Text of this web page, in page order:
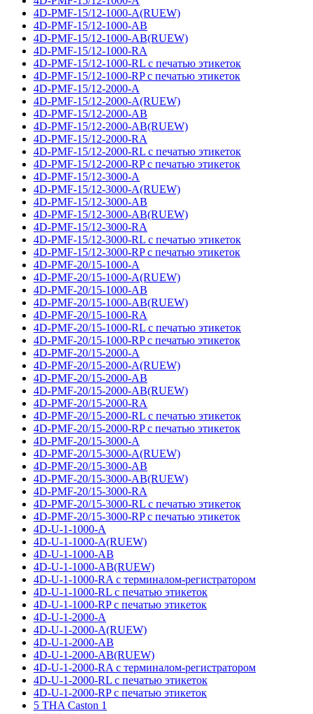
4D-PMF-15/12-1000-A(RUEW)
4D-PMF-15/12-1000-AB
4D-PMF-15/12-1000-AB(RUEW)
4D-PMF-15/12-1000-RA
4D-PMF-15/12-1000-RL с печатью этикеток
4D-PMF-15/12-1000-RP с печатью этикеток
4D-PMF-15/12-2000-A
4D-PMF-15/12-2000-A(RUEW)
4D-PMF-15/12-2000-AB
4D-PMF-15/12-2000-AB(RUEW)
4D-PMF-15/12-2000-RA
4D-PMF-15/12-2000-RL с печатью этикеток
4D-PMF-15/12-2000-RP с печатью этикеток
4D-PMF-15/12-3000-A
4D-PMF-15/12-3000-A(RUEW)
4D-PMF-15/12-3000-AB
4D-PMF-15/12-3000-AB(RUEW)
4D-PMF-15/12-3000-RA
4D-PMF-15/12-3000-RL с печатью этикеток
4D-PMF-15/12-3000-RP с печатью этикеток
4D-PMF-20/15-1000-A
4D-PMF-20/15-1000-A(RUEW)
4D-PMF-20/15-1000-AB
4D-PMF-20/15-1000-AB(RUEW)
4D-PMF-20/15-1000-RA
4D-PMF-20/15-1000-RL с печатью этикеток
4D-PMF-20/15-1000-RP с печатью этикеток
4D-PMF-20/15-2000-A
4D-PMF-20/15-2000-A(RUEW)
4D-PMF-20/15-2000-AB
4D-PMF-20/15-2000-AB(RUEW)
4D-PMF-20/15-2000-RA
4D-PMF-20/15-2000-RL с печатью этикеток
4D-PMF-20/15-2000-RP с печатью этикеток
4D-PMF-20/15-3000-A
4D-PMF-20/15-3000-A(RUEW)
4D-PMF-20/15-3000-AB
4D-PMF-20/15-3000-AB(RUEW)
4D-PMF-20/15-3000-RA
4D-PMF-20/15-3000-RL с печатью этикеток
4D-PMF-20/15-3000-RP с печатью этикеток
4D-U-1-1000-A
4D-U-1-1000-A(RUEW)
4D-U-1-1000-AB
4D-U-1-1000-AB(RUEW)
4D-U-1-1000-RA с терминалом-регистратором
4D-U-1-1000-RL с печатью этикеток
4D-U-1-1000-RP с печатью этикеток
4D-U-1-2000-A
4D-U-1-2000-A(RUEW)
4D-U-1-2000-AB
4D-U-1-2000-AB(RUEW)
4D-U-1-2000-RA с терминалом-регистратором
4D-U-1-2000-RL с печатью этикеток
4D-U-1-2000-RP с печатью этикеток
5 THA Caston 1